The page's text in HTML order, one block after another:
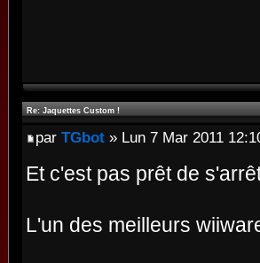
Re: Jaquettes Custom !
par TGbot » Lun 7 Mar 2011
Et c'est pas prêt de
L'un des meilleurs